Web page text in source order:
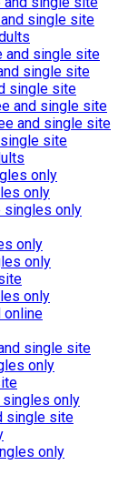
single site
and single site
single site
single site
and single site
and single site
site
only
only
singles only
only
only
only
online
single site
only
only
single site
only